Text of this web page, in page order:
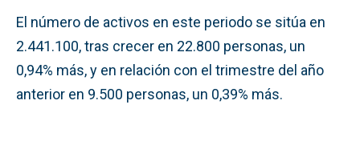
El número de activos en este periodo se sitúa en
2.441.100, tras crecer en 22.800 personas, un
0,94% más, y en relación con el trimestre del año
anterior en 9.500 personas, un 0,39% más.